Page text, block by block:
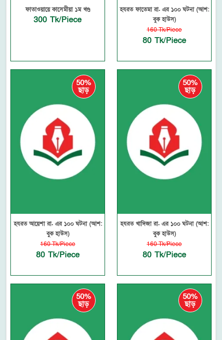
ফাতাওয়ায়ে কাসেমীয়া ১ম খণ্ড
300 Tk/Piece
হযরত ফাতেমা রা. এর ১০০ ঘটনা (আশ:
বুক হাউস)
160 Tk/Piece
80 Tk/Piece
50%
ছাড়
হযরত আয়েশা রা. এর ১০০ ঘটনা (আশ:
বুক হাউস)
160 Tk/Piece
80 Tk/Piece
50%
ছাড়
হযরত খাদিজা রা. এর ১০০ ঘটনা (আশ:
বুক হাউস)
160 Tk/Piece
80 Tk/Piece
50%
ছাড়
50%
ছাড়